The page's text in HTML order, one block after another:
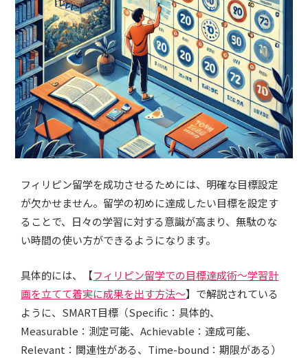
フィリピン留学を成功させるためには、明確な目標設定
が欠かせません。留学の初めに達成したい目標を設定す
ることで、日々の学習に対する意識が高まり、無駄のな
い時間の使い方ができるようになります。
具体的には、【フィリピン留学での目標達成術～学習計
画を立てて着実に成果を出す方法～】で解説されている
ように、SMART目標（Specific：具体的、
Measurable：測定可能、Achievable：達成可能、
Relevant：関連性がある、Time-bound：期限がある）